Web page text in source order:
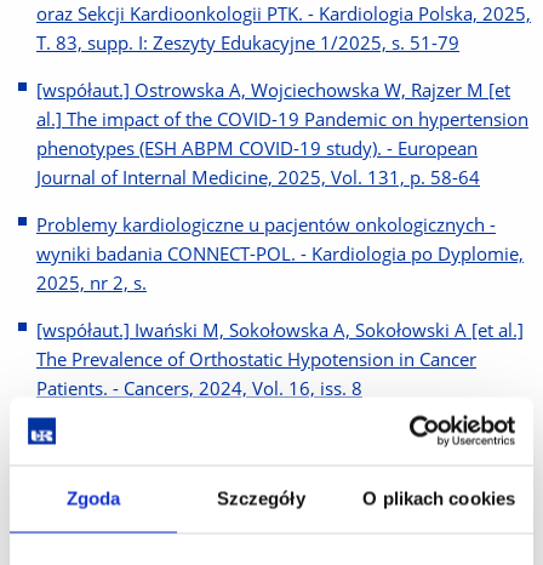
Zgoda Szczegóły O plikach cookies
oraz Sekcji Kardioonkologii PTK. - Kardiologia Polska, 2025,
T. 83, supp. I: Zeszyty Edukacyjne 1/2025, s. 51-79
[współaut.] Ostrowska A, Wojciechowska W, Rajzer M [et
al.] The impact of the COVID-19 Pandemic on hypertension
phenotypes (ESH ABPM COVID-19 study). - European
Journal of Internal Medicine, 2025, Vol. 131, p. 58-64
Problemy kardiologiczne u pacjentów onkologicznych -
wyniki badania CONNECT-POL. - Kardiologia po Dyplomie,
2025, nr 2, s.
[współaut.] Iwański M, Sokołowska A, Sokołowski A [et al.]
The Prevalence of Orthostatic Hypotension in Cancer
Patients. - Cancers, 2024, Vol. 16, iss. 8
[współaut.] Kostkiewicz A, Górecki M, Iwański M
to misdiagnose : acute coronary event? meta?